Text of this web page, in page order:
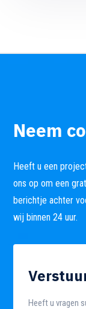
Neem
Heeft u een
ons op om een
berichtje achter
wij binnen 24 uur.
Heeft u vragen